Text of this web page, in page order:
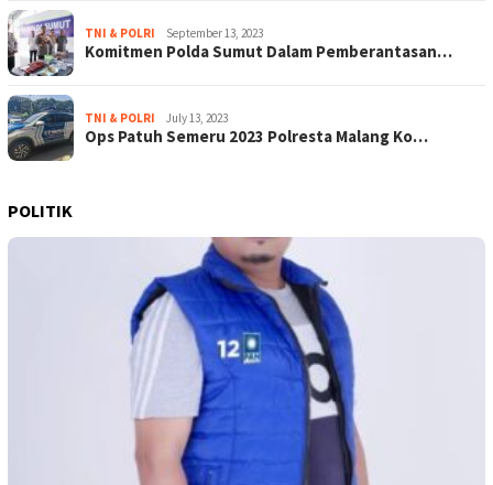
TNI & POLRI September 13, 2023
Komitmen Polda Sumut Dalam Pemberantasan…
TNI & POLRI July 13, 2023
Ops Patuh Semeru 2023 Polresta Malang Ko…
POLITIK